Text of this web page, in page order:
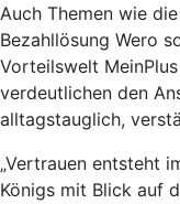
Auch Themen wie
Bezahllösung Wero
Vorteilswelt
verdeutlichen den
alltagstauglich,
„Vertrauen entsteht
Königs mit Blick auf